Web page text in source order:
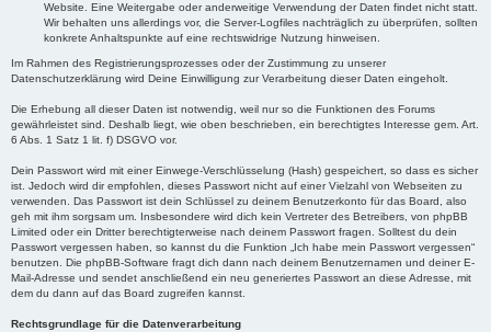
Website. Eine Weitergabe oder anderweitige Verwendung der Daten findet nicht statt.
Wir behalten uns allerdings vor, die Server-Logfiles nachträglich zu überprüfen, sollten
konkrete Anhaltspunkte auf eine rechtswidrige Nutzung hinweisen.
Im Rahmen des Registrierungsprozesses oder der Zustimmung zu unserer
Datenschutzerklärung wird Deine Einwilligung zur Verarbeitung dieser Daten eingeholt.
Die Erhebung all dieser Daten ist notwendig, weil nur so die Funktionen des Forums
gewährleistet sind. Deshalb liegt, wie oben beschrieben, ein berechtigtes Interesse gem. Art.
6 Abs. 1 Satz 1 lit. f) DSGVO vor.
Dein Passwort wird mit einer Einwege-Verschlüsselung (Hash) gespeichert, so dass es sicher
ist. Jedoch wird dir empfohlen, dieses Passwort nicht auf einer Vielzahl von Webseiten zu
verwenden. Das Passwort ist dein Schlüssel zu deinem Benutzerkonto für das Board, also
geh mit ihm sorgsam um. Insbesondere wird dich kein Vertreter des Betreibers, von phpBB
Limited oder ein Dritter berechtigterweise nach deinem Passwort fragen. Solltest du dein
Passwort vergessen haben, so kannst du die Funktion „Ich habe mein Passwort vergessen“
benutzen. Die phpBB-Software fragt dich dann nach deinem Benutzernamen und deiner E-
Mail-Adresse und sendet anschließend ein neu generiertes Passwort an diese Adresse, mit
dem du dann auf das Board zugreifen kannst.
Rechtsgrundlage für die Datenverarbeitung